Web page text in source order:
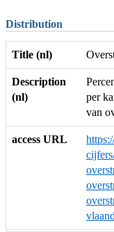
Distribution
Title (nl)
Description
(nl)
per
van
access URL